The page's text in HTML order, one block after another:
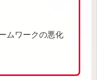
ムワークの悪化